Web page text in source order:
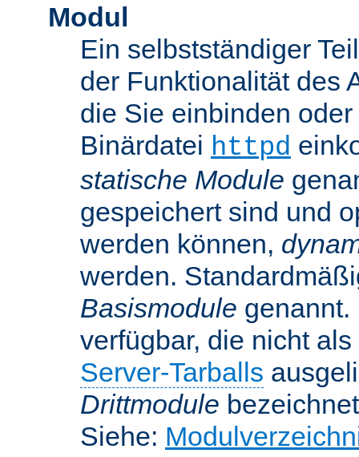
Modul
Ein selbstständiger
der Funktionalität des
die Sie einbinden
Binärdatei httpd
statische Module
gespeichert sind und
werden können,
werden.
Basismodule genannt.
verfügbar, die nicht
Server-Tarballs
Drittmodule
Siehe: